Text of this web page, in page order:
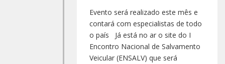
Evento será realizado este mês e
contará com especialistas de todo
o país Já está no ar o site do I
Encontro Nacional de Salvamento
Veicular (ENSALV) que será